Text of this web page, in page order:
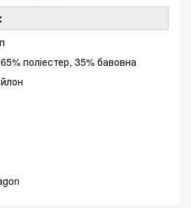
поліестер, 35% бавовна